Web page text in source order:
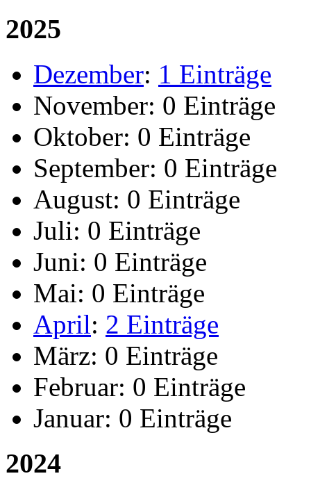
2025
Dezember: 1 Einträge
November: 0 Einträge
Oktober: 0 Einträge
September: 0 Einträge
August: 0 Einträge
Juli: 0 Einträge
Juni: 0 Einträge
Mai: 0 Einträge
April: 2 Einträge
März: 0 Einträge
Februar: 0 Einträge
Januar: 0 Einträge
2024